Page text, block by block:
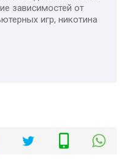
зависимостей от
игр, никотина